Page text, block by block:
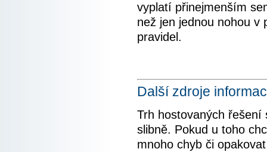
vyplatí přinejmenším
než jen jednou nohou v
pravidel.
Další zdroje
Trh hostovaných
slibně. Pokud u toho
mnoho chyb či